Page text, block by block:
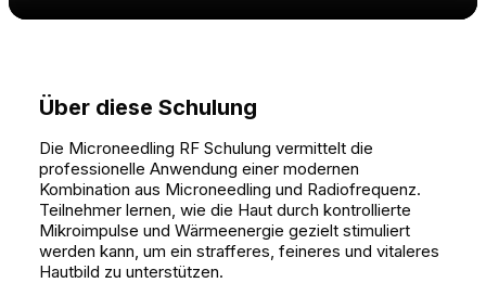
Über diese Schulung
Die Microneedling RF Schulung vermittelt die
professionelle Anwendung einer modernen
Kombination aus Microneedling und Radiofrequenz.
Teilnehmer lernen, wie die Haut durch kontrollierte
Mikroimpulse und Wärmeenergie gezielt stimuliert
werden kann, um ein strafferes, feineres und vitaleres
Hautbild zu unterstützen.